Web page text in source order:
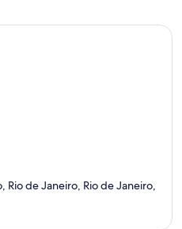
Rio de Janeiro, Rio de Janeiro,